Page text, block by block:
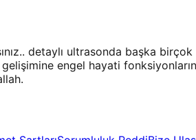
detaylı ultrasonda başka
engel hayati